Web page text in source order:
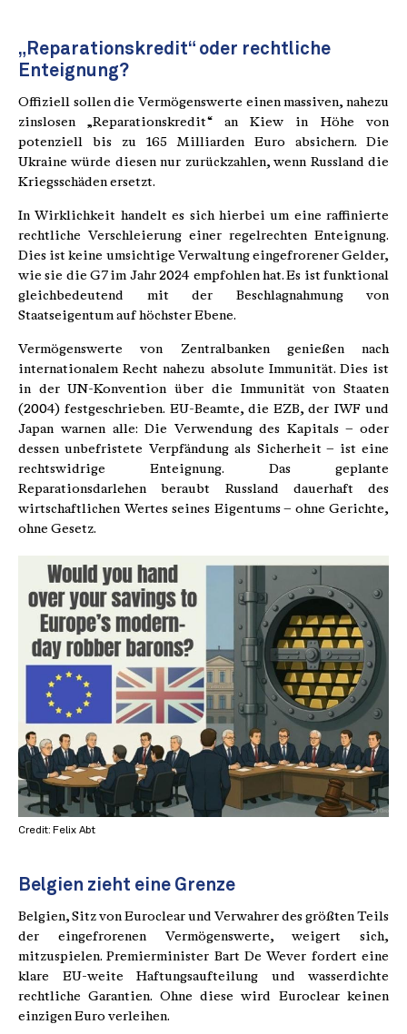
„Reparationskredit“ oder rechtliche
Enteignung?
Offiziell sollen die Vermögenswerte einen massiven, nahezu
zinslosen „Reparationskredit“ an Kiew in Höhe von
potenziell bis zu 165 Milliarden Euro absichern. Die
Ukraine würde diesen nur zurückzahlen, wenn Russland die
Kriegsschäden ersetzt.
In Wirklichkeit handelt es sich hierbei um eine raffinierte
rechtliche Verschleierung einer regelrechten Enteignung.
Dies ist keine umsichtige Verwaltung eingefrorener Gelder,
wie sie die G7 im Jahr 2024 empfohlen hat. Es ist funktional
gleichbedeutend mit der Beschlagnahmung von
Staatseigentum auf höchster Ebene.
Vermögenswerte von Zentralbanken genießen nach
internationalem Recht nahezu absolute Immunität. Dies ist
in der UN-Konvention über die Immunität von Staaten
(2004) festgeschrieben. EU-Beamte, die EZB, der IWF und
Japan warnen alle: Die Verwendung des Kapitals – oder
dessen unbefristete Verpfändung als Sicherheit – ist eine
rechtswidrige Enteignung. Das geplante
Reparationsdarlehen beraubt Russland dauerhaft des
wirtschaftlichen Wertes seines Eigentums – ohne Gerichte,
ohne Gesetz.
Credit: Felix Abt
Belgien zieht eine Grenze
Belgien, Sitz von Euroclear und Verwahrer des größten Teils
der eingefrorenen Vermögenswerte, weigert sich,
mitzuspielen. Premierminister Bart De Wever fordert eine
klare EU-weite Haftungsaufteilung und wasserdichte
rechtliche Garantien. Ohne diese wird Euroclear keinen
einzigen Euro verleihen.